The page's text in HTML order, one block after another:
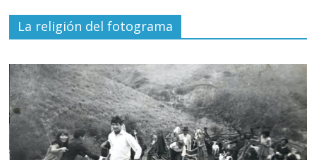
La religión del fotograma